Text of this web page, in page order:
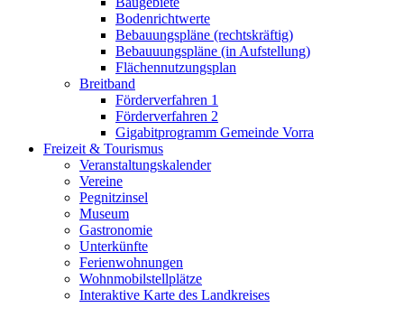
Bodenrichtwerte
Bebauungspläne (rechtskräftig)
Bebauuungspläne (in Aufstellung)
Flächennutzungsplan
Breitband
Förderverfahren 1
Förderverfahren 2
Gigabitprogramm Gemeinde Vorra
Freizeit & Tourismus
Veranstaltungskalender
Vereine
Pegnitzinsel
Museum
Gastronomie
Unterkünfte
Ferienwohnungen
Wohnmobilstellplätze
Interaktive Karte des Landkreises